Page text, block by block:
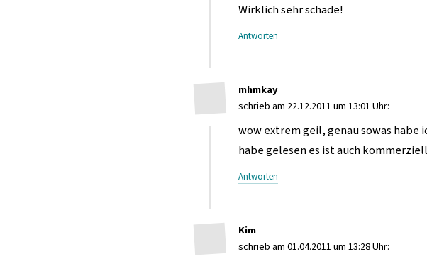
Wirklich sehr schade!
Antworten
mhmkay
schrieb am 22.12.2011 um 13:01 Uhr:
wow extrem geil, genau sowas habe
habe gelesen es ist auch
Antworten
Kim
schrieb am 01.04.2011 um 13:28 Uhr: